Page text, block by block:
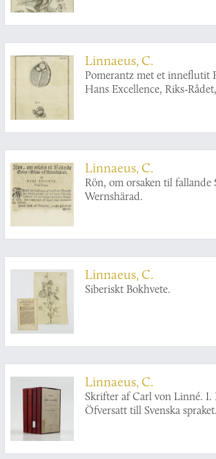
Linnaeus, C.
Pomerantz met et inneflutit
Hans Excellence, Riks-
Linnaeus, C.
Rön, om orsaken til fallande
Wernshärad.
Linnaeus, C.
Siberiskt Bokhvete.
Linnaeus, C.
Skrifter af Carl von Linné. I.
Öfversatt till Svenska
innehåll. [AND] III. Classes
denuo editum. [AND] IV.